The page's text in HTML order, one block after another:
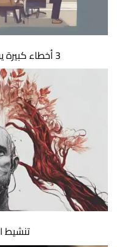
3 أخطاء كبيرة يرتكبها الأذكياء في التعلم
تنشيط